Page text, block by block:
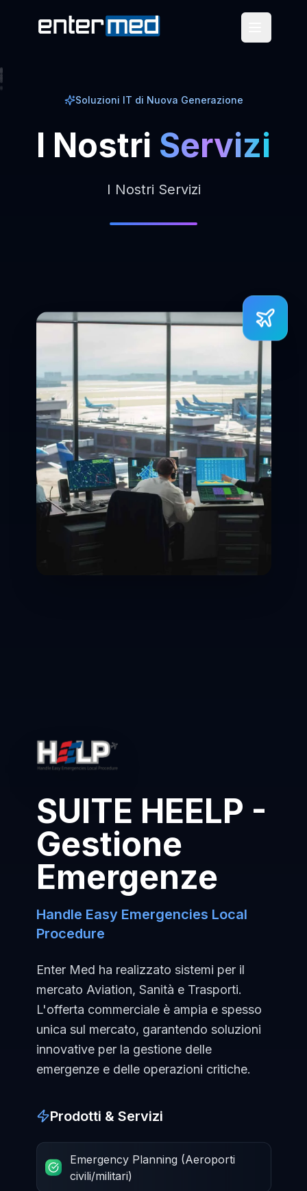
Soluzioni IT di Nuova Generazione
I Nostri Servizi
I Nostri Servizi
SUITE HEELP -
Gestione
Emergenze
Handle Easy Emergencies Local
Procedure
Enter Med ha realizzato sistemi per il
mercato Aviation, Sanità e Trasporti.
L'offerta commerciale è ampia e spesso
unica sul mercato, garantendo soluzioni
innovative per la gestione delle
emergenze e delle operazioni critiche.
Prodotti & Servizi
Emergency Planning (Aeroporti
civili/militari)